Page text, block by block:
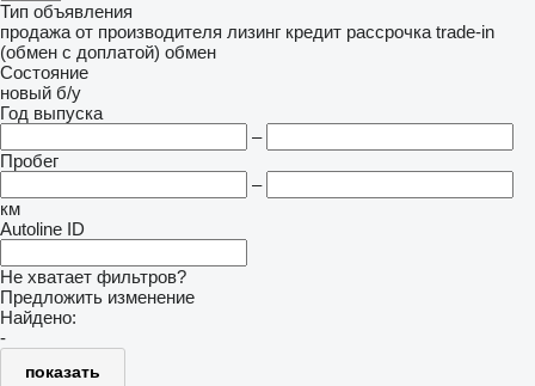
Тип объявления
продажа от производителя лизинг кредит рассрочка trade-in
(обмен с доплатой) обмен
Состояние
новый б/у
Год выпуска
–
Пробег
–
км
Autoline ID
Не хватает фильтров?
Предложить изменение
Найдено:
-
показать